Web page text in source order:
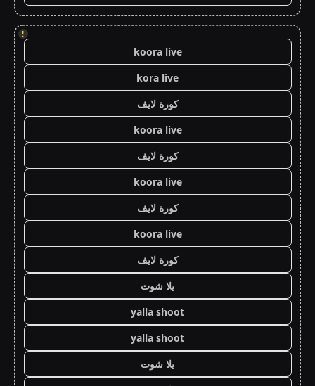
!
koora live
kora live
كورة لايف
koora live
كورة لايف
koora live
كورة لايف
koora live
كورة لايف
يلا شوت
yalla shoot
yalla shoot
يلا شوت